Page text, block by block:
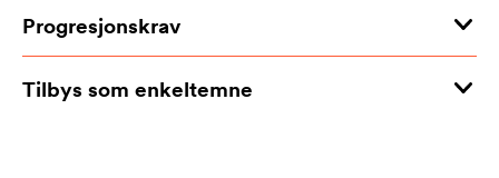
Progresjonskrav
Tilbys som enkeltemne